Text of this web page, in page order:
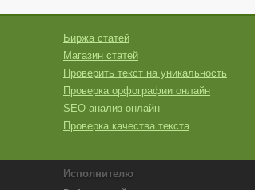
Биржа статей
Магазин статей
Проверить текст на уникальность
Проверка орфографии онлайн
SEO анализ онлайн
Проверка качества текста
Исполнителю